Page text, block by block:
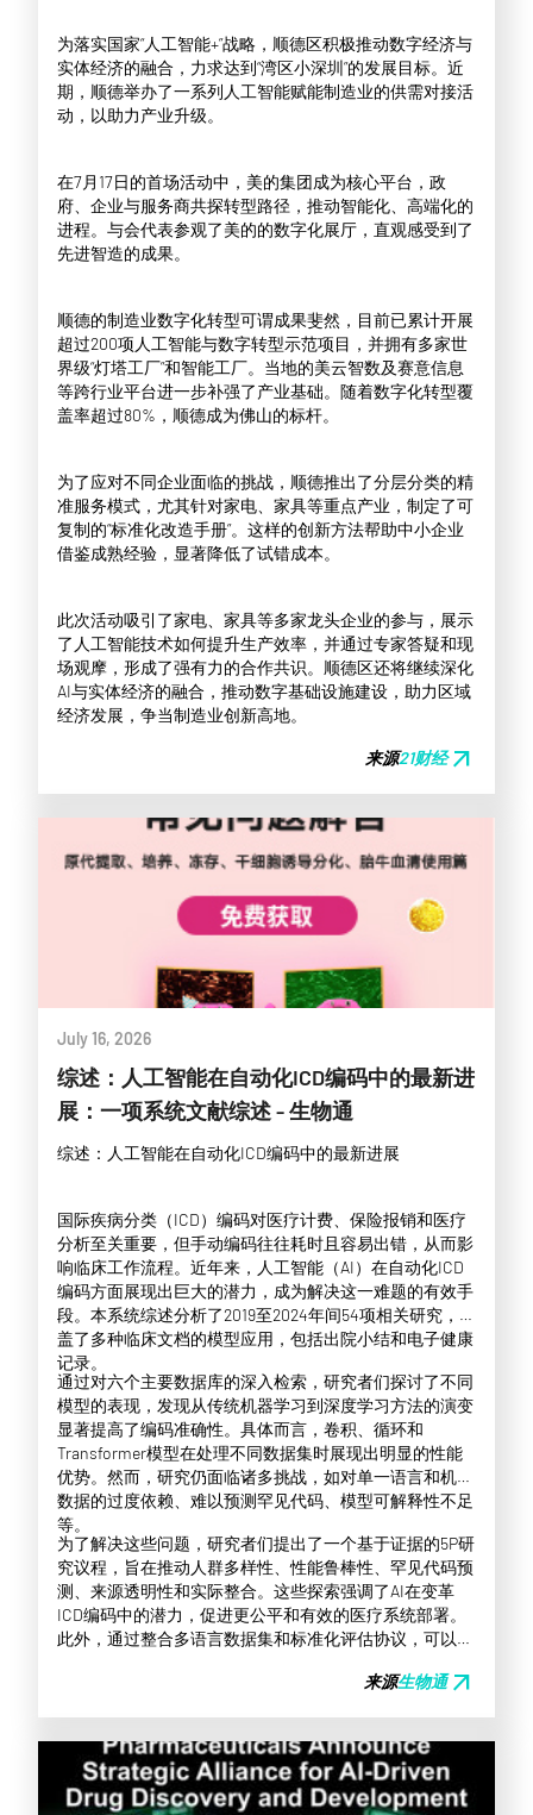
为落实国家“人工智能+”战略，顺德区积极推动数字经济与
实体经济的融合，力求达到“湾区小深圳”的发展目标。近
期，顺德举办了一系列人工智能赋能制造业的供需对接活
动，以助力产业升级。
在7月17日的首场活动中，美的集团成为核心平台，政
府、企业与服务商共探转型路径，推动智能化、高端化的
进程。与会代表参观了美的的数字化展厅，直观感受到了
先进智造的成果。
顺德的制造业数字化转型可谓成果斐然，目前已累计开展
超过200项人工智能与数字转型示范项目，并拥有多家世
界级“灯塔工厂”和智能工厂。当地的美云智数及赛意信息
等跨行业平台进一步补强了产业基础。随着数字化转型覆
盖率超过80%，顺德成为佛山的标杆。
为了应对不同企业面临的挑战，顺德推出了分层分类的精
准服务模式，尤其针对家电、家具等重点产业，制定了可
复制的“标准化改造手册”。这样的创新方法帮助中小企业
借鉴成熟经验，显著降低了试错成本。
此次活动吸引了家电、家具等多家龙头企业的参与，展示
了人工智能技术如何提升生产效率，并通过专家答疑和现
场观摩，形成了强有力的合作共识。顺德区还将继续深化
AI与实体经济的融合，推动数字基础设施建设，助力区域
经济发展，争当制造业创新高地。
来源21财经arrow_outward
July 16, 2026
综述：人工智能在自动化ICD编码中的最新进
展：一项系统文献综述 - 生物通
综述：人工智能在自动化ICD编码中的最新进展
国际疾病分类（ICD）编码对医疗计费、保险报销和医疗
分析至关重要，但手动编码往往耗时且容易出错，从而影
响临床工作流程。近年来，人工智能（AI）在自动化ICD
编码方面展现出巨大的潜力，成为解决这一难题的有效手
段。本系统综述分析了2019至2024年间54项相关研究，涵
盖了多种临床文档的模型应用，包括出院小结和电子健康
记录。
通过对六个主要数据库的深入检索，研究者们探讨了不同
模型的表现，发现从传统机器学习到深度学习方法的演变
显著提高了编码准确性。具体而言，卷积、循环和
Transformer模型在处理不同数据集时展现出明显的性能
优势。然而，研究仍面临诸多挑战，如对单一语言和机构
数据的过度依赖、难以预测罕见代码、模型可解释性不足
等。
为了解决这些问题，研究者们提出了一个基于证据的5P研
究议程，旨在推动人群多样性、性能鲁棒性、罕见代码预
测、来源透明性和实际整合。这些探索强调了AI在变革
ICD编码中的潜力，促进更公平和有效的医疗系统部署。
此外，通过整合多语言数据集和标准化评估协议，可以提
来源生物通arrow_outward